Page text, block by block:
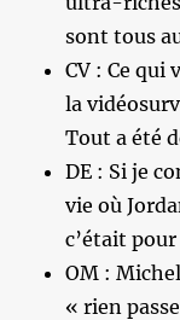
sont tous
CV : Ce qui
la
Tout a été
DE : Si je
vie où
c’était
OM :
« rien